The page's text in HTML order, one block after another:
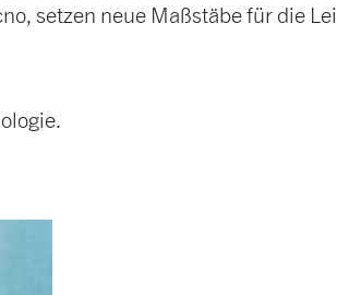
setzen neue Maßstäbe für die